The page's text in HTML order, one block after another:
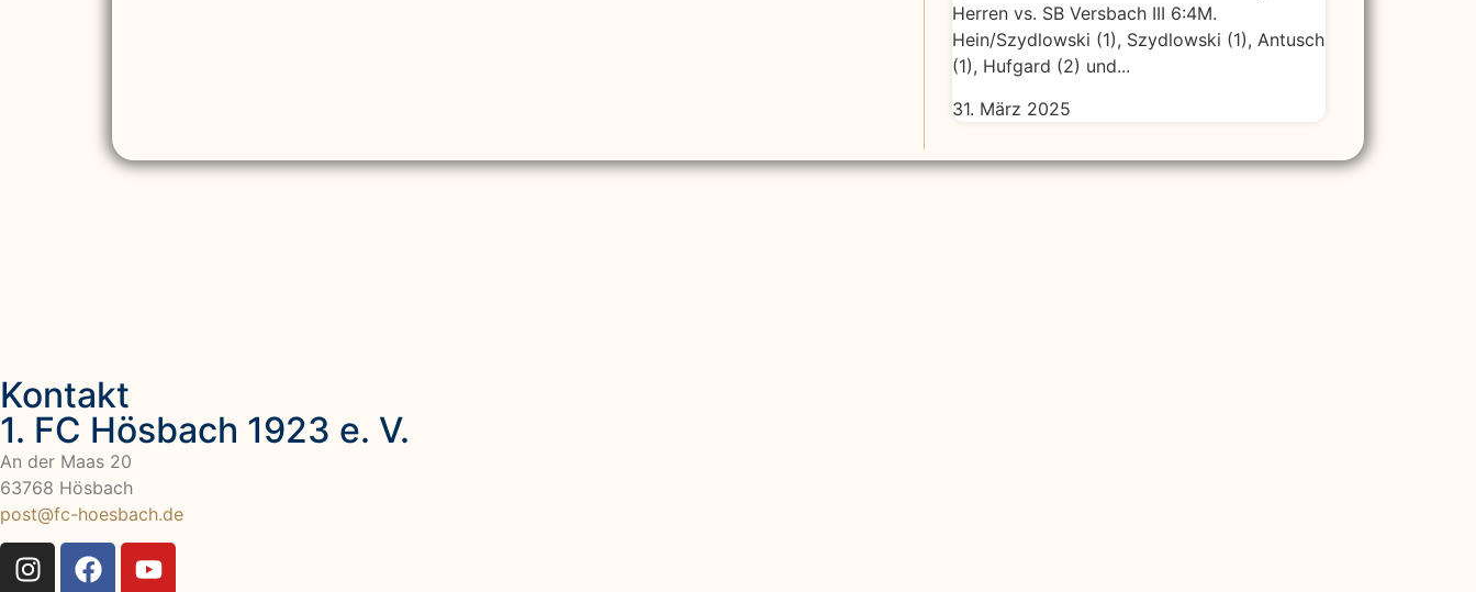
Herren vs. SB Versbach III 6:4M.
Hein/Szydlowski (1), Szydlowski (1), Antusch
(1), Hufgard (2) und...
31. März 2025
Kontakt
1. FC Hösbach 1923 e. V.
An der Maas 20
63768 Hösbach
post@fc-hoesbach.de